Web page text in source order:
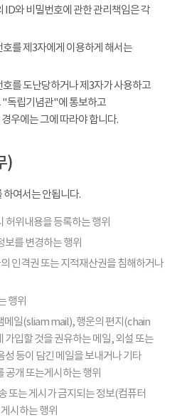
ID와 비밀번호에 관한 관리책임은 각
를 제3자에게 이용하게 해서는
를 도난당하거나 제3자가 사용하고
"독립기념관"에 통보하고
우에는 그에 따라야 합니다.
)
하여서는 안됩니다.
허위내용을 등록하는 행위
를 변경하는 행위
인격권 또는 지적재산권을 침해하거나
행위
메일(sliam mail), 행운의 편지(chain
입할 것을 권유하는 메일, 외설 또는
성 등이 담긴 메일을 보내거나 기타
공개 또는게시하는 행위
또는 게시가 금지되는 정보(컴퓨터
시하는 행위